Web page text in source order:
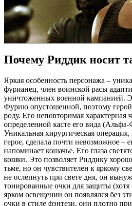
Почему Риддик носит
Яркая особенность персонажа –
фурианец, член воинской расы
уничтоженных военной кампанией.
Фурию опустошенной, поэтому
роду. Его неповторимая характерная
определенной касте его вида
Уникальная хирургическая
герое, сделала почти невозможное –
напоминает кошачье. Его глаза
кошки. Это позволяет Риддику
тьме, но он чувствителен к яркому
не ослепнуть при свете дня, он
тонированные очки для защиты (хотя
ярком освещении он появлялся без
очки в стиле фэнтези, они плотно